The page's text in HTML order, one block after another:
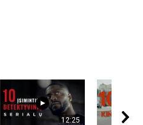
12:25